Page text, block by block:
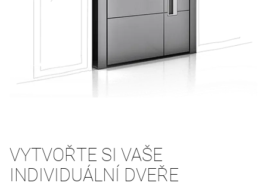
VYTVOŘTE SI VAŠE
INDIVIDUÁLNÍ DVEŘE